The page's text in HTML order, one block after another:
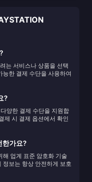
는 서비스나 상품을 선택
능한 결제 수단을 사용하여
?
양한 결제 수단을 지원합
제 시 결제 옵션에서 확인
한가요?
해 업계 표준 암호화 기술
정보는 항상 안전하게 보호